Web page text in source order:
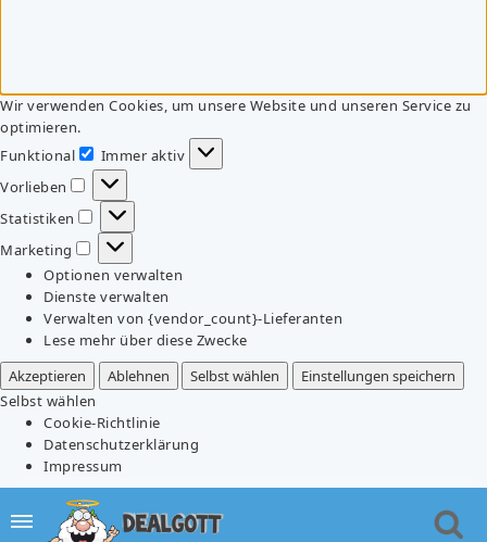
Wir verwenden Cookies, um unsere Website und unseren Service zu
optimieren.
Funktional
Funktional
Immer aktiv
Vorlieben
Vorlieben
Statistiken
Statistiken
Marketing
Marketing
Optionen verwalten
Dienste verwalten
Verwalten von {vendor_count}-Lieferanten
Lese mehr über diese Zwecke
Akzeptieren
Ablehnen Selbst wählen
Einstellungen speichern
Selbst wählen
Cookie-Richtlinie
Datenschutzerklärung
Impressum